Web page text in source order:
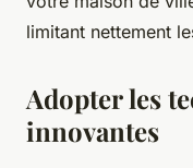
limitant nettement
Adopter les
innovantes